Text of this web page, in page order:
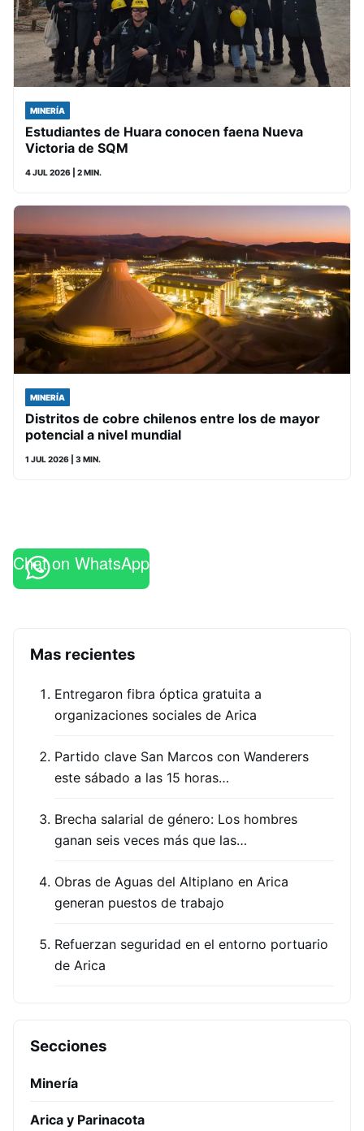
MINERÍA
Estudiantes de Huara conocen faena Nueva
Victoria de SQM
4 JUL 2026 | 2 MIN.
MINERÍA
Distritos de cobre chilenos entre los de mayor
potencial a nivel mundial
1 JUL 2026 | 3 MIN.
Chat on WhatsApp
Mas recientes
Entregaron fibra óptica gratuita a
organizaciones sociales de Arica
Partido clave San Marcos con Wanderers
este sábado a las 15 horas…
Brecha salarial de género: Los hombres
ganan seis veces más que las…
Obras de Aguas del Altiplano en Arica
generan puestos de trabajo
Refuerzan seguridad en el entorno portuario
de Arica
Secciones
Minería
Arica y Parinacota